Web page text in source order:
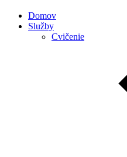
Domov
Služby
Cvičenie